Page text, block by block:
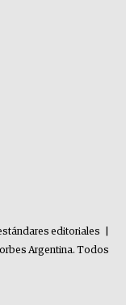
editoriales
Argentina. Todos